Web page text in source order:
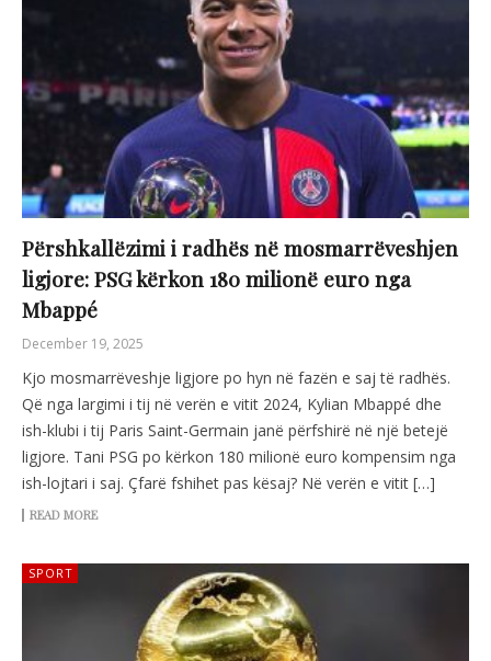
Përshkallëzimi i radhës në mosmarrëveshjen
ligjore: PSG kërkon 180 milionë euro nga
Mbappé
December 19, 2025
Kjo mosmarrëveshje ligjore po hyn në fazën e saj të radhës.
Që nga largimi i tij në verën e vitit 2024, Kylian Mbappé dhe
ish-klubi i tij Paris Saint-Germain janë përfshirë në një betejë
ligjore. Tani PSG po kërkon 180 milionë euro kompensim nga
ish-lojtari i saj. Çfarë fshihet pas kësaj? Në verën e vitit […]
READ MORE
SPORT